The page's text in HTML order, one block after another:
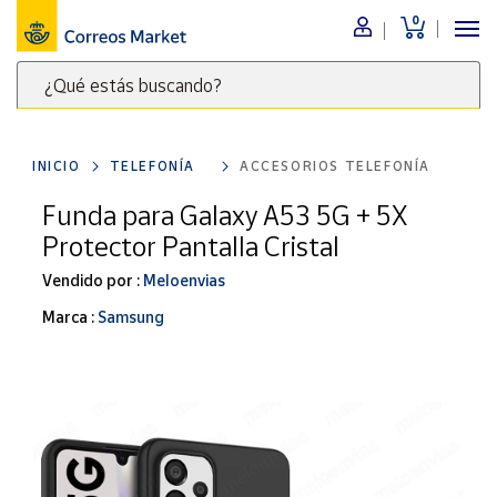
0
¿Qué estás buscando?
clave
para
buscar
productos
Correos
Menú
Nuestro
catálogo
Alimentación
Bebidas
Ocio y cultura
Juguetes y
Tienda de
Correos
INICIO TELEFONÍA ACCESORIOS TELEFONÍA
Funda para Galaxy A53 5G + 5X
Protector Pantalla Cristal
Vendido por : Meloenvias
Marca : Samsung